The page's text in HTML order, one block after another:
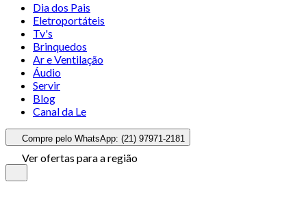
Dia dos Pais
Eletroportáteis
Tv's
Brinquedos
Ar e Ventilação
Áudio
Servir
Blog
Canal da Le
Compre pelo WhatsApp: (21) 97971-2181
Ver ofertas para a região